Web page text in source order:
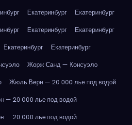
Екатеринбург
Екатеринбург
Екатеринбург
Екатеринбург
Екатеринбург
Екатеринбург
Жорж Санд — Консуэло
Жюль Верн — 20 000 лье под водой
— 20 000 лье под водой
— 20 000 лье под водой